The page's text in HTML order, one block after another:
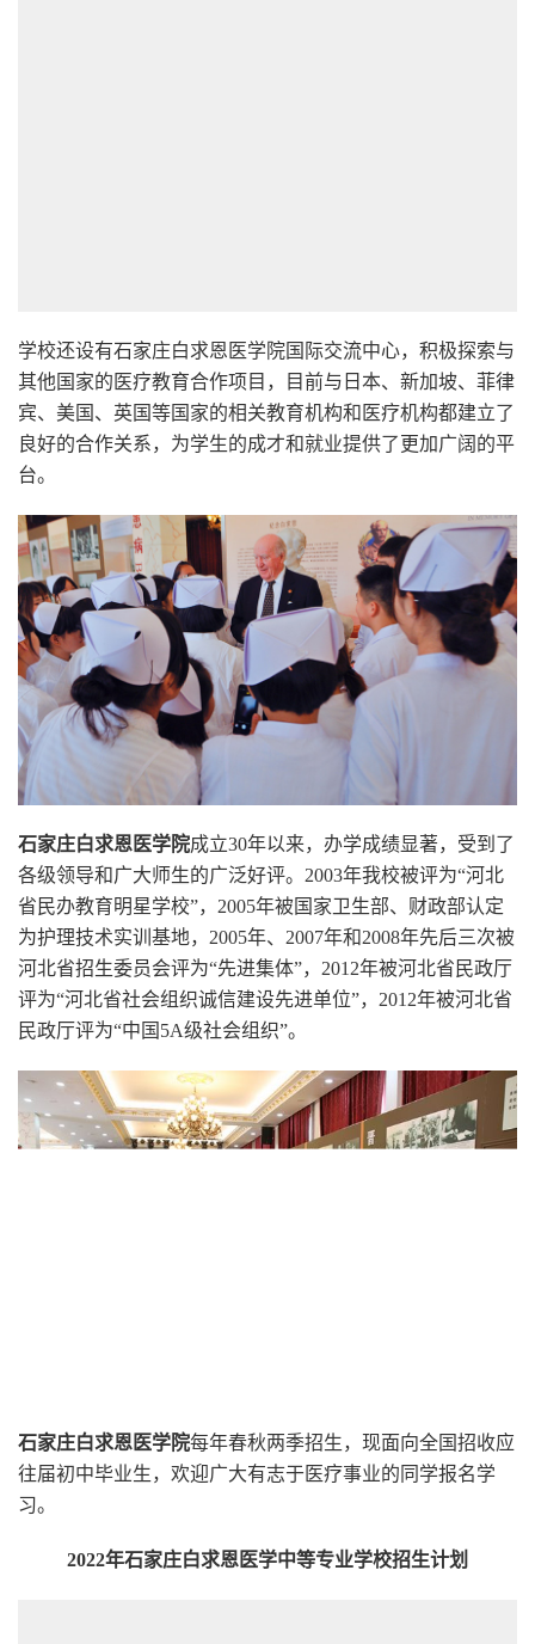
学校还设有石家庄白求恩医学院国际交流中心，积极探索与
其他国家的医疗教育合作项目，目前与日本、新加坡、菲律
宾、美国、英国等国家的相关教育机构和医疗机构都建立了
良好的合作关系，为学生的成才和就业提供了更加广阔的平
台。
石家庄白求恩医学院成立30年以来，办学成绩显著，受到了
各级领导和广大师生的广泛好评。2003年我校被评为“河北
省民办教育明星学校”，2005年被国家卫生部、财政部认定
为护理技术实训基地，2005年、2007年和2008年先后三次被
河北省招生委员会评为“先进集体”，2012年被河北省民政厅
评为“河北省社会组织诚信建设先进单位”，2012年被河北省
民政厅评为“中国5A级社会组织”。
石家庄白求恩医学院每年春秋两季招生，现面向全国招收应
往届初中毕业生，欢迎广大有志于医疗事业的同学报名学
习。
2022年石家庄白求恩医学中等专业学校招生计划